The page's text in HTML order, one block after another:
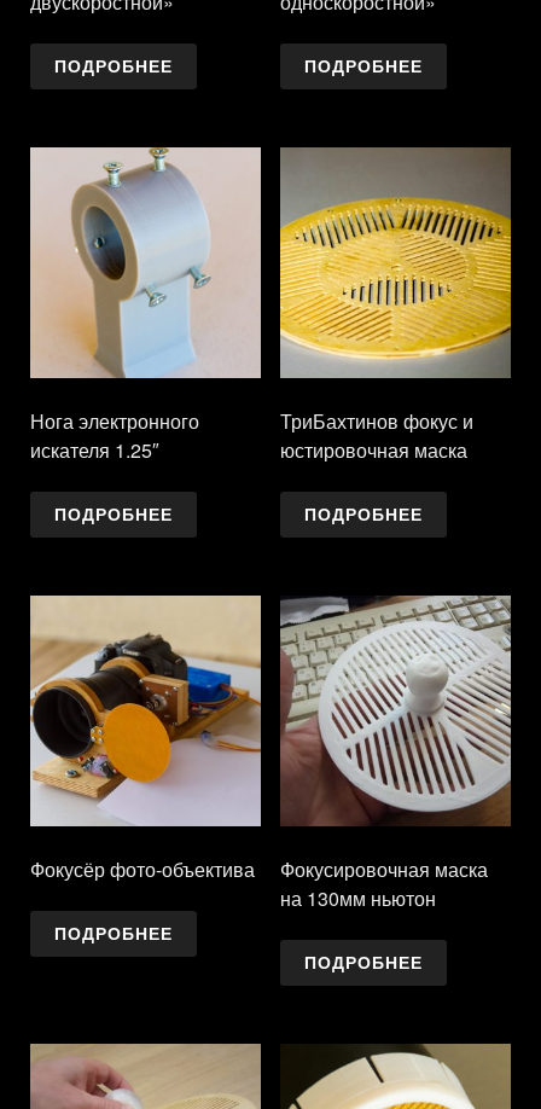
ПОДРОБНЕЕ ПОДРОБНЕЕ
Нога электронного
искателя 1.25″
ПОДРОБНЕЕ
ТриБахтинов фокус и
юстировочная маска
ПОДРОБНЕЕ
Фокусёр фото-объектива
ПОДРОБНЕЕ
Фокусировочная маска
на 130мм ньютон
ПОДРОБНЕЕ